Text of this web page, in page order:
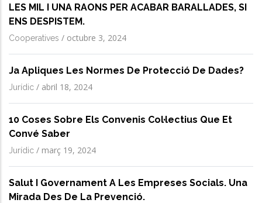
LES MIL I UNA RAONS PER ACABAR BARALLADES, SI
ENS DESPISTEM.
Cooperatives / octubre 3, 2024
Ja Apliques Les Normes De Protecció De Dades?
Jurídic / abril 18, 2024
10 Coses Sobre Els Convenis Col·lectius Que Et
Convé Saber
Jurídic / març 19, 2024
Salut I Governament A Les Empreses Socials. Una
Mirada Des De La Prevenció.